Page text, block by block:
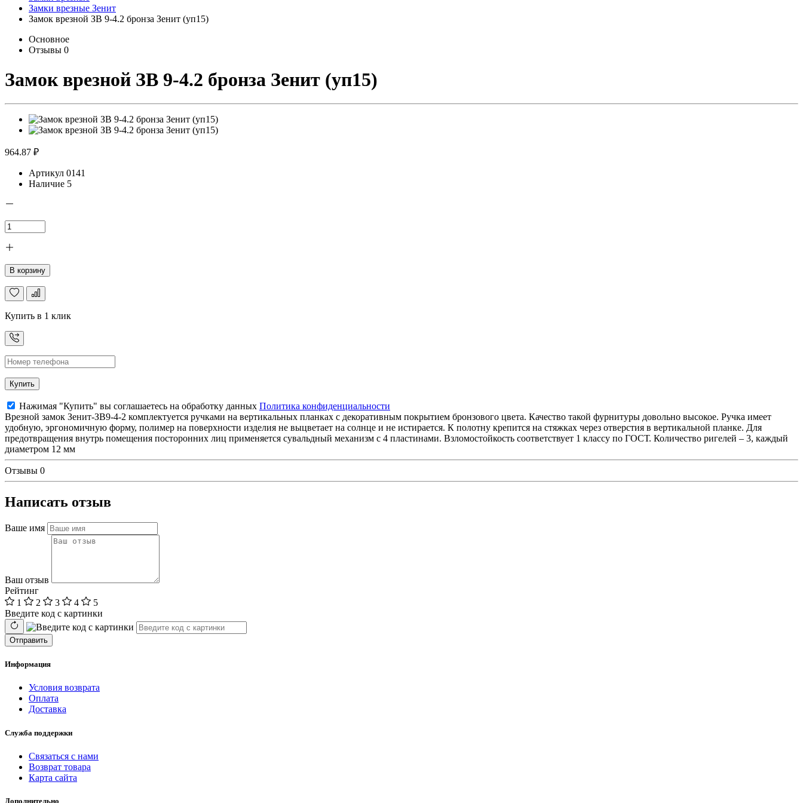
Замки врезные Зенит
Замок врезной ЗВ 9-4.2 бронза Зенит (уп15)
Основное
Отзывы 0
Замок врезной ЗВ 9-4.2 бронза Зенит (уп15)
964.87 ₽
Артикул 0141
Наличие 5
В корзину
Купить в 1 клик
Купить
Нажимая "Купить" вы соглашаетесь на обработку данных Политика конфиденциальности
Врезной замок Зенит-ЗВ9-4-2 комплектуется ручками на вертикальных планках с декоративным покрытием бронзового цвета. Качество такой фурнитуры довольно высокое. Ручка имеет
удобную, эргономичную форму, полимер на поверхности изделия не выцветает на солнце и не истирается. К полотну крепится на стяжках через отверстия в вертикальной планке. Для
предотвращения внутрь помещения посторонних лиц применяется сувальдный механизм с 4 пластинами. Взломостойкость соответствует 1 классу по ГОСТ. Количество ригелей – 3, каждый
диаметром 12 мм
Отзывы 0
Написать отзыв
Ваше имя
Ваш отзыв
Рейтинг
1
2 3 4
5
Введите код с картинки
Отправить
Информация
Условия возврата
Оплата
Доставка
Служба поддержки
Связаться с нами
Возврат товара
Карта сайта
Дополнительно